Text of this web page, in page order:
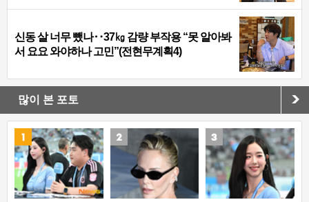
신동 살 너무 뺐나‥37㎏ 감량 부작용 “못 알아봐
서 요요 와야하나 고민”(전현무계획4)
많이 본 포토